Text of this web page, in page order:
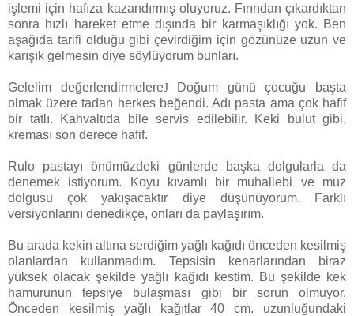
işlemi için hafıza kazandırmış oluyoruz. Fırından çıkardıktan
sonra hızlı hareket etme dışında bir karmaşıklığı yok. Ben
aşağıda tarifi olduğu gibi çevirdiğim için gözünüze uzun ve
karışık gelmesin diye söylüyorum bunları.
Gelelim değerlendirmelereJDoğum günü çocuğu başta
olmak üzere tadan herkes beğendi. Adı pasta ama çok hafif
bir tatlı. Kahvaltıda bile servis edilebilir. Keki bulut gibi,
kreması son derece hafif.
Rulo pastayı önümüzdeki günlerde başka dolgularla da
denemek istiyorum. Koyu kıvamlı bir muhallebi ve muz
dolgusu çok yakışacaktır diye düşünüyorum. Farklı
versiyonlarını denedikçe, onları da paylaşırım.
Bu arada kekin altına serdiğim yağlı kağıdı önceden kesilmiş
olanlardan kullanmadım. Tepsisin kenarlarından biraz
yüksek olacak şekilde yağlı kağıdı kestim. Bu şekilde kek
hamurunun tepsiye bulaşması gibi bir sorun olmuyor.
Önceden kesilmiş yağlı kağıtlar 40 cm. uzunluğundaki